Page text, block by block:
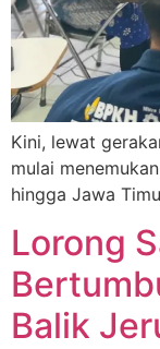
Kini, lewat
mulai
hingga Jawa
Lorong
Balik